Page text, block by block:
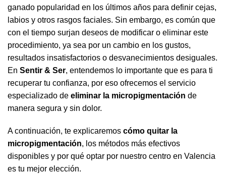
ganado popularidad en los últimos años para definir cejas,
labios y otros rasgos faciales. Sin embargo, es común que
con el tiempo surjan deseos de modificar o eliminar este
procedimiento, ya sea por un cambio en los gustos,
resultados insatisfactorios o desvanecimientos desiguales.
En Sentir & Ser, entendemos lo importante que es para ti
recuperar tu confianza, por eso ofrecemos el servicio
especializado de eliminar la micropigmentación de
manera segura y sin dolor.
A continuación, te explicaremos cómo quitar la
micropigmentación, los métodos más efectivos
disponibles y por qué optar por nuestro centro en Valencia
es tu mejor elección.